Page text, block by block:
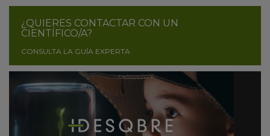
¿QUIERES CONTACTAR CON UN
CIENTÍFICO/A?
CONSULTA LA GUÍA EXPERTA